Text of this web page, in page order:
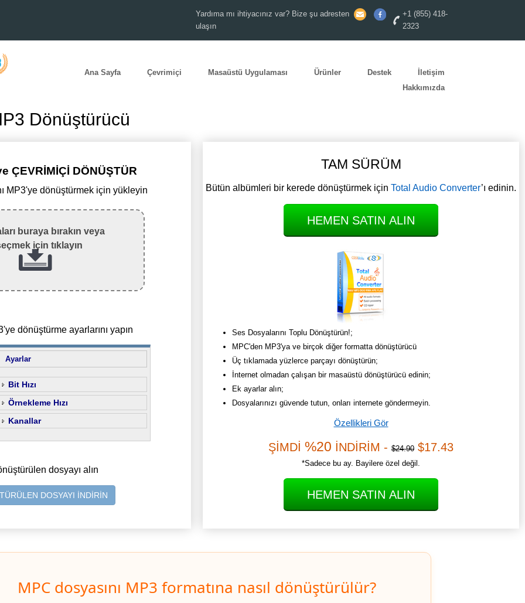
Yardıma mı ihtiyacınız var? Bize şu adresten
ulaşın
+1 (855) 418-
2323
Ana Sayfa Çevrimiçi Masaüstü Uygulaması Ürünler Destek
İletişim
Hakkımızda
Dönüştürücü
ÇEVRİMİÇİ DÖNÜŞTÜR
MP3'ye dönüştürmek için yükleyin
buraya bırakın veya
için tıklayın
dönüştürme ayarlarını yapın
Ayarlar
Bit Hızı
Örnekleme Hızı
Kanallar
dosyayı alın
DOSYAYI İNDİRİN
TAM SÜRÜM
Bütün albümleri bir kerede dönüştürmek için Total Audio Converter’ı edinin.
HEMEN SATIN ALIN
Ses Dosyalarını Toplu Dönüştürün!;
MPC'den MP3'ya ve birçok diğer formatta dönüştürücü
Üç tıklamada yüzlerce parçayı dönüştürün;
İnternet olmadan çalışan bir masaüstü dönüştürücü edinin;
Ek ayarlar alın;
Dosyalarınızı güvende tutun, onları internete göndermeyin.
Özellikleri Gör
ŞİMDİ %20 İNDİRİM - $24.90 $17.43
*Sadece bu ay. Bayilere özel değil.
HEMEN SATIN ALIN
MPC dosyasını MP3 formatına nasıl dönüştürülür?